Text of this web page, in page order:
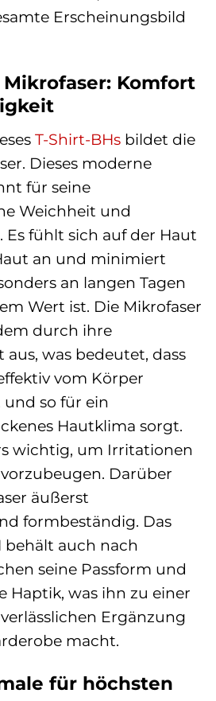
Erscheinungsbild
Komfort
T-Shirt-BHs bildet die
Dieses moderne
für seine
Weichheit und
Es fühlt sich auf der Haut
an und minimiert
an langen Tagen
Wert ist. Die Mikrofaser
durch ihre
was bedeutet, dass
vom Körper
so für ein
Hautklima sorgt.
wichtig, um Irritationen
Darüber
äußerst
formbeständig. Das
behält auch nach
seine Passform und
Haptik, was ihn zu einer
Ergänzung
macht.
für höchsten